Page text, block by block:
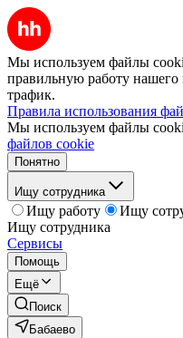
Мы используем файлы
правильную работу нашего
трафик.
Правила использования
Мы используем файлы
файлов cookie
Понятно
Ищу сотрудника
Ищу работу
Ищу
Ищу сотрудника
Сервисы
Помощь
Ещё
Поиск
Бабаево